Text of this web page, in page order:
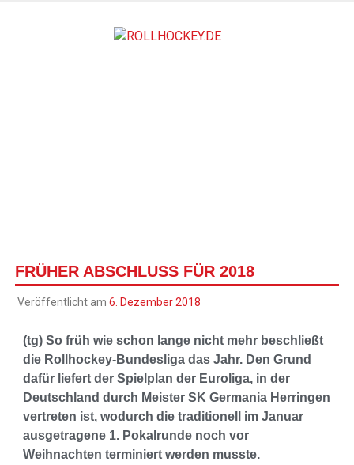
FRÜHER ABSCHLUSS FÜR 2018
Veröffentlicht am 6. Dezember 2018
(tg) So früh wie schon lange nicht mehr beschließt
die Rollhockey-Bundesliga das Jahr. Den Grund
dafür liefert der Spielplan der Euroliga, in der
Deutschland durch Meister SK Germania Herringen
vertreten ist, wodurch die traditionell im Januar
ausgetragene 1. Pokalrunde noch vor
Weihnachten terminiert werden musste.